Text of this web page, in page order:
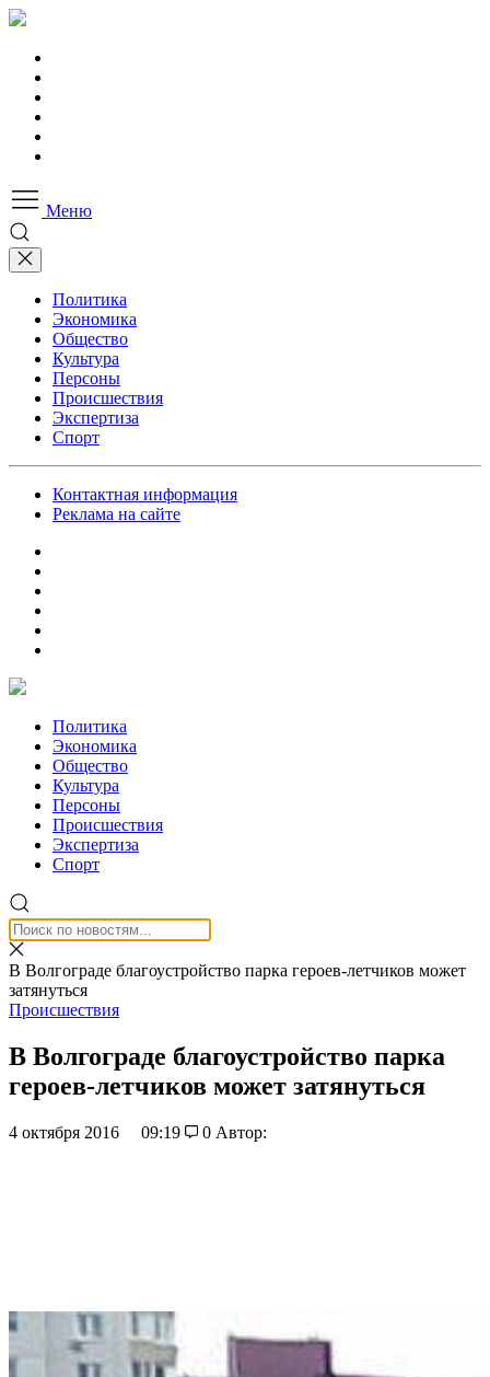
Меню
Политика
Экономика
Общество
Культура
Персоны
Происшествия
Экспертиза
Спорт
Контактная информация
Реклама на сайте
Политика
Экономика
Общество
Культура
Персоны
Происшествия
Экспертиза
Спорт
В Волгограде благоустройство парка героев-летчиков может
затянуться
Происшествия
В Волгограде благоустройство парка
героев-летчиков может затянуться
4 октября 2016 09:19 0 Автор: